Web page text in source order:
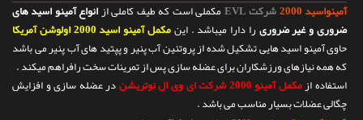
آمینواسید 2000 شرکت EVL مکملی است که طیف کاملی ازانواع آمینو اسید های
ضروری و غیر ضروریرا دارا میباشد . اینمکمل آمینو اسید 2000 اولوشن آمریکا
حاوی آمینو اسید هایی تشکیل شده از پروتئین آب پنیر و پپتید های آب پنیر می باشد
که همه نیازهای ورزشکاران برای عضله سازی پس از تمرینات سخت رافراهم میکند .
استفاده ازمکملآمینو 2000 شرکت ای وی ال نوتریشن
در عضله سازی و افزایش
چگالی عضلات بسیار مناسب می باشد .